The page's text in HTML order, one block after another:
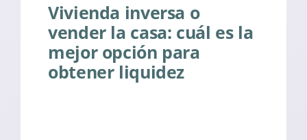
Vivienda inversa o
vender la casa: cuál es la
mejor opción para
obtener liquidez